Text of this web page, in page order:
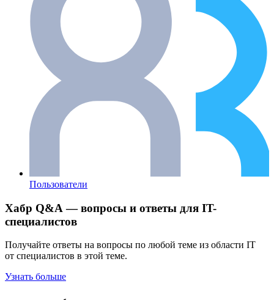
Пользователи
Хабр Q&A — вопросы и ответы для IT-
специалистов
Получайте ответы на вопросы по любой теме из области IT
от специалистов в этой теме.
Узнать больше